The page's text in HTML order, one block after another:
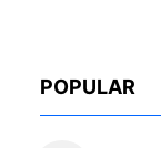
POPULAR